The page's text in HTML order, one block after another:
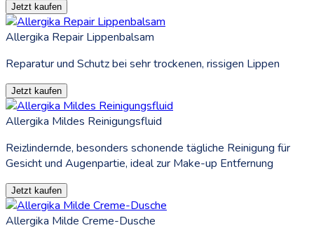
Jetzt kaufen
Allergika Repair Lippenbalsam
Reparatur und Schutz bei sehr trockenen, rissigen Lippen
Jetzt kaufen
Allergika Mildes Reinigungsfluid
Reizlindernde, besonders schonende tägliche Reinigung für
Gesicht und Augenpartie, ideal zur Make-up Entfernung
Jetzt kaufen
Allergika Milde Creme-Dusche